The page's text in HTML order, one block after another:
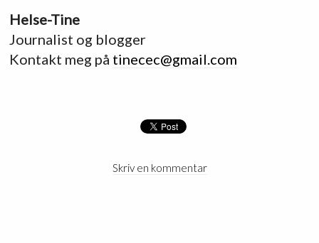
Helse-Tine
Journalist og blogger
Kontakt meg på tinecec@gmail.com
Skriv en kommentar